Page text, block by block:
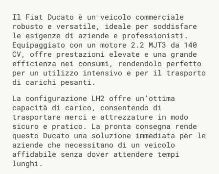
Il Fiat Ducato è un veicolo commerciale
robusto e versatile, ideale per soddisfare
le esigenze di aziende e professionisti.
Equipaggiato con un motore 2.2 MJT3 da 140
CV, offre prestazioni elevate e una grande
efficienza nei consumi, rendendolo perfetto
per un utilizzo intensivo e per il trasporto
di carichi pesanti.
La configurazione LH2 offre un’ottima
capacità di carico, consentendo di
trasportare merci e attrezzature in modo
sicuro e pratico. La pronta consegna rende
questo Ducato una soluzione immediata per le
aziende che necessitano di un veicolo
affidabile senza dover attendere tempi
lunghi.